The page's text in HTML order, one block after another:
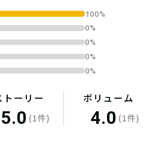
筆記用具、WEB接
が可能なスマートフ
レット端末が準備出
だ！
100%
0%
0%
0%
0%
トーリー
5.0 (1件)
ボリューム
4.0 (1件)